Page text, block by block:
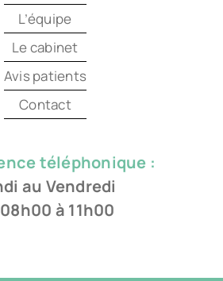
L’équipe
Le cabinet
Avis patients
Contact
téléphonique :
au Vendredi
à 11h00